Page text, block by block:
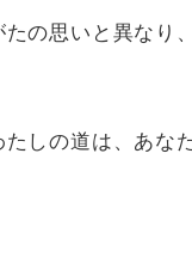
の思いと異なり
しの道は、あ